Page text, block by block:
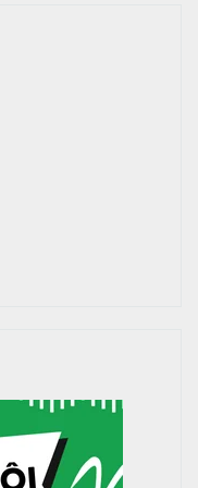
Dưới đây là hướng
chắn, chịu được tải